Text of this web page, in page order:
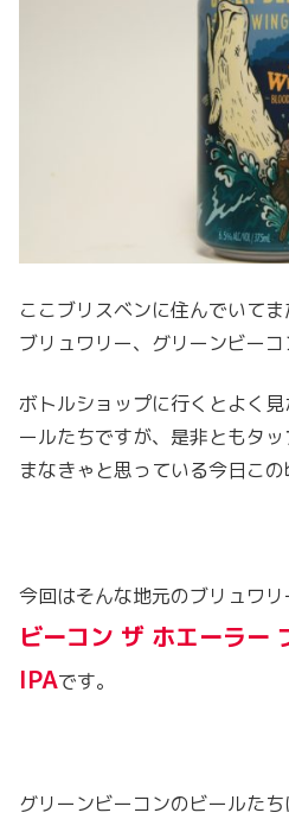
ここブリスベンに住んでいて
ブリュワリー、グリーンビーコ
ボトルショップに行くとよく
ールたちですが、是非ともタ
まなきゃと思っている今日この
今回はそんな地元のブリュワリ
ビーコン ザ ホエーラー
IPAです。
グリーンビーコンのビールた